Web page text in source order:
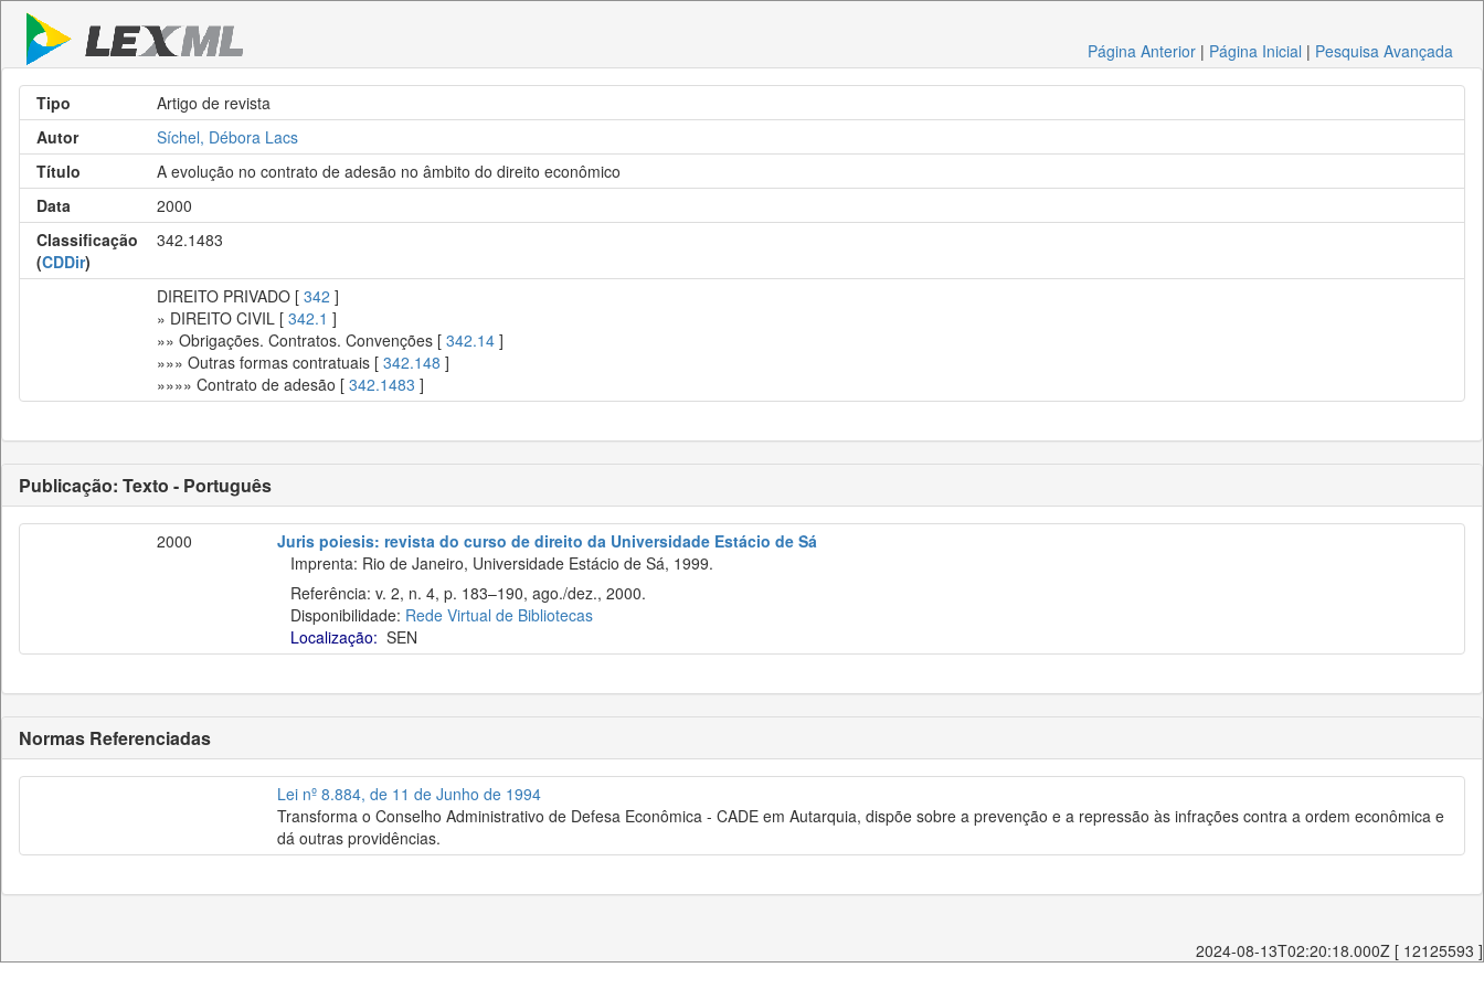
Página Anterior | Página Inicial | Pesquisa Avançada
Tipo
Artigo de revista
Autor
Síchel, Débora Lacs
Título
A evolução no contrato de adesão no âmbito do direito econômico
Data
2000
Classificação
(CDDir)
342.1483
DIREITO PRIVADO [ 342 ]
» DIREITO CIVIL [ 342.1 ]
»» Obrigações. Contratos. Convenções [ 342.14 ]
»»» Outras formas contratuais [ 342.148 ]
»»»» Contrato de adesão [ 342.1483 ]
Publicação: Texto - Português
2000
Juris poiesis: revista do curso de direito da Universidade Estácio de Sá
Imprenta: Rio de Janeiro, Universidade Estácio de Sá, 1999.
Referência: v. 2, n. 4, p. 183–190, ago./dez., 2000.
Disponibilidade: Rede Virtual de Bibliotecas
Localização: SEN
Normas Referenciadas
Lei nº 8.884, de 11 de Junho de 1994
Transforma o Conselho Administrativo de Defesa Econômica - CADE em Autarquia, dispõe sobre a prevenção e a repressão às infrações contra a ordem econômica e
dá outras providências.
2024-08-13T02:20:18.000Z [ 12125593 ]